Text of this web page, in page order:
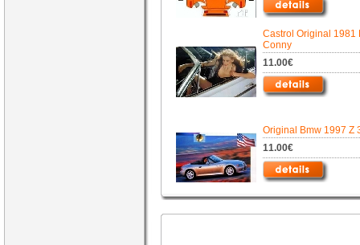
Castrol Original 1981
Conny
11.00€
Original Bmw 1997 Z
11.00€